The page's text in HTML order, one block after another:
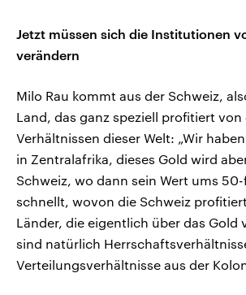
Jetzt müssen sich die Institutionen
verändern
Milo Rau kommt aus der Schweiz,
Land, das ganz speziell profitiert von
Verhältnissen dieser Welt: „Wir
in Zentralafrika, dieses Gold wird
Schweiz, wo dann sein Wert ums
schnellt, wovon die Schweiz
Länder, die eigentlich über das Gold
sind natürlich
Verteilungsverhältnisse aus der